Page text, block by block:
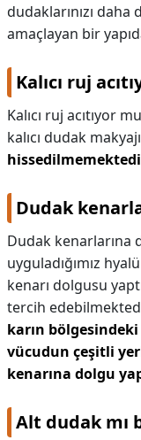
dudaklarınızı
amaçlayan bir
Kalıcı ruj
Kalıcı ruj acıtıyor
kalıcı dudak
Dudak
Dudak kenarlarına
uyguladığımız
kenarı dolgusu
tercih
karın
vücudun çeşitli
kenarına dolgu
Alt dudak mı